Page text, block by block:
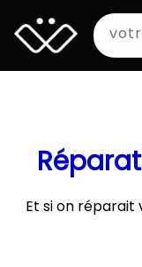
Et si on réparait